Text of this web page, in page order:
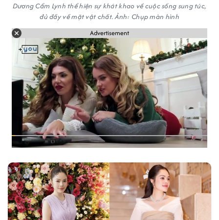
Dương Cẩm Lynh thể hiện sự khát khao về cuộc sống sung túc,
đủ đầy về mặt vật chất. Ảnh: Chụp màn hình
Advertisement